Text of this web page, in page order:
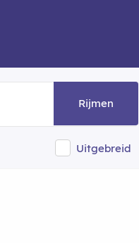
Rijmen
Uitgebreid